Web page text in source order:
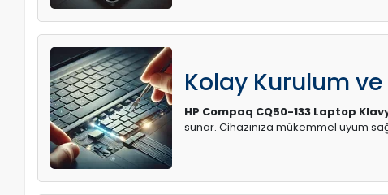
Kolay Kurulum
HP Compaq CQ50-133 Laptop
sunar. Cihazınıza mükemmel uyum